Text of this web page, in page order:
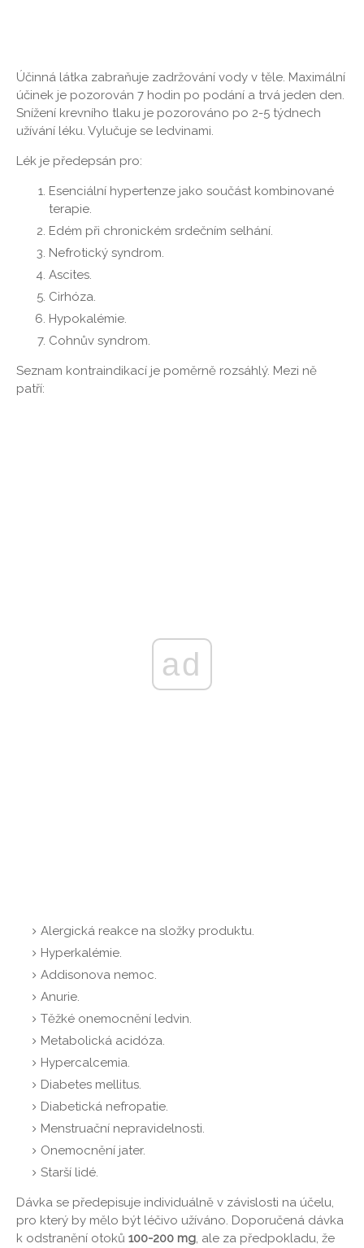
Účinná látka zabraňuje zadržování vody v těle. Maximální
účinek je pozorován 7 hodin po podání a trvá jeden den.
Snížení krevního tlaku je pozorováno po 2-5 týdnech
užívání léku. Vylučuje se ledvinami.
Lék je předepsán pro:
Esenciální hypertenze jako součást kombinované
terapie.
Edém při chronickém srdečním selhání.
Nefrotický syndrom.
Ascites.
Cirhóza.
Hypokalémie.
Cohnův syndrom.
Seznam kontraindikací je poměrně rozsáhlý. Mezi ně
patří:
ad
Alergická reakce na složky produktu.
Hyperkalémie.
Addisonova nemoc.
Anurie.
Těžké onemocnění ledvin.
Metabolická acidóza.
Hypercalcemia.
Diabetes mellitus.
Diabetická nefropatie.
Menstruační nepravidelnosti.
Onemocnění jater.
Starší lidé.
Dávka se předepisuje individuálně v závislosti na účelu,
pro který by mělo být léčivo užíváno. Doporučená dávka
k odstranění otoků 100-200 mg, ale za předpokladu, že